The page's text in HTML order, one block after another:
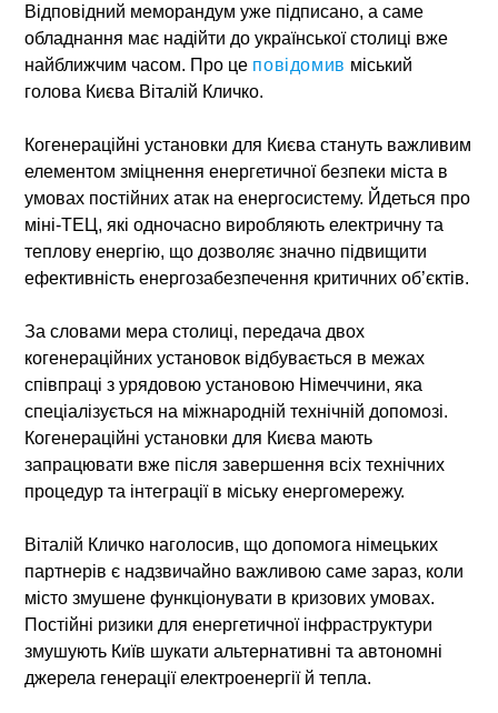
Відповідний меморандум уже підписано, а саме
обладнання має надійти до української столиці вже
найближчим часом. Про це повідомив міський
голова Києва Віталій Кличко.
Когенераційні установки для Києва стануть важливим
елементом зміцнення енергетичної безпеки міста в
умовах постійних атак на енергосистему. Йдеться про
міні-ТЕЦ, які одночасно виробляють електричну та
теплову енергію, що дозволяє значно підвищити
ефективність енергозабезпечення критичних об’єктів.
За словами мера столиці, передача двох
когенераційних установок відбувається в межах
співпраці з урядовою установою Німеччини, яка
спеціалізується на міжнародній технічній допомозі.
Когенераційні установки для Києва мають
запрацювати вже після завершення всіх технічних
процедур та інтеграції в міську енергомережу.
Віталій Кличко наголосив, що допомога німецьких
партнерів є надзвичайно важливою саме зараз, коли
місто змушене функціонувати в кризових умовах.
Постійні ризики для енергетичної інфраструктури
змушують Київ шукати альтернативні та автономні
джерела генерації електроенергії й тепла.